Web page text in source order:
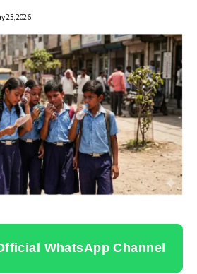
23, 2026
WhatsApp Channel